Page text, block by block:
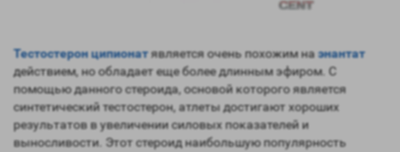
Тестостерон ципионатявляется очень похожим наэнантат
действием, но обладает еще более длинным эфиром. С
помощью данного стероида, основой которого является
синтетический тестостерон, атлеты достигают хороших
результатов в увеличении силовых показателей и
выносливости. Этот стероид наибольшую популярность